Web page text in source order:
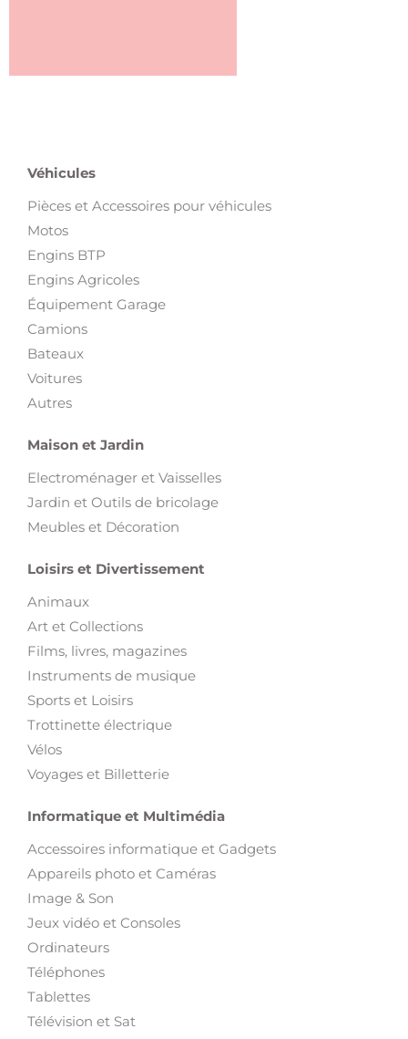
Véhicules
Pièces et Accessoires pour véhicules
Motos
Engins BTP
Engins Agricoles
Équipement Garage
Camions
Bateaux
Voitures
Autres
Maison et Jardin
Electroménager et Vaisselles
Jardin et Outils de bricolage
Meubles et Décoration
Loisirs et Divertissement
Animaux
Art et Collections
Films, livres, magazines
Instruments de musique
Sports et Loisirs
Trottinette électrique
Vélos
Voyages et Billetterie
Informatique et Multimédia
Accessoires informatique et Gadgets
Appareils photo et Caméras
Image & Son
Jeux vidéo et Consoles
Ordinateurs
Téléphones
Tablettes
Télévision et Sat